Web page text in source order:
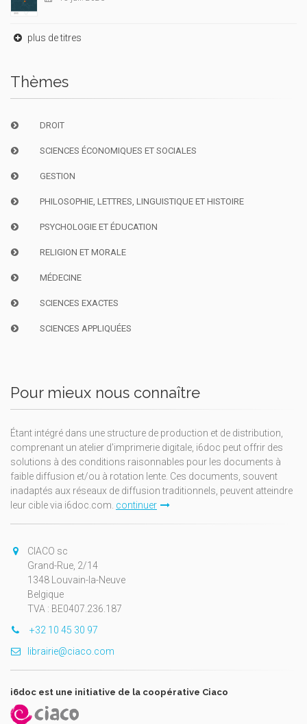
plus de titres
Thèmes
DROIT
SCIENCES ÉCONOMIQUES ET SOCIALES
GESTION
PHILOSOPHIE, LETTRES, LINGUISTIQUE ET HISTOIRE
PSYCHOLOGIE ET ÉDUCATION
RELIGION ET MORALE
MÉDECINE
SCIENCES EXACTES
SCIENCES APPLIQUÉES
Pour mieux nous connaître
Étant intégré dans une structure de production et de distribution,
comprenant un atelier d'imprimerie digitale, i6doc peut offrir des
solutions à des conditions raisonnables pour les documents à
faible diffusion et/ou à rotation lente. Ces documents, souvent
inadaptés aux réseaux de diffusion traditionnels, peuvent atteindre
leur cible via i6doc.com. continuer
CIACO sc
Grand-Rue, 2/14
1348 Louvain-la-Neuve
Belgique
TVA : BE0407.236.187
+32 10 45 30 97
librairie@ciaco.com
i6doc est une initiative de la coopérative Ciaco